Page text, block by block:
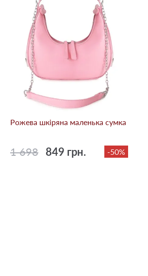
Рожева шкіряна маленька сумка
1 698 849 грн. -50%